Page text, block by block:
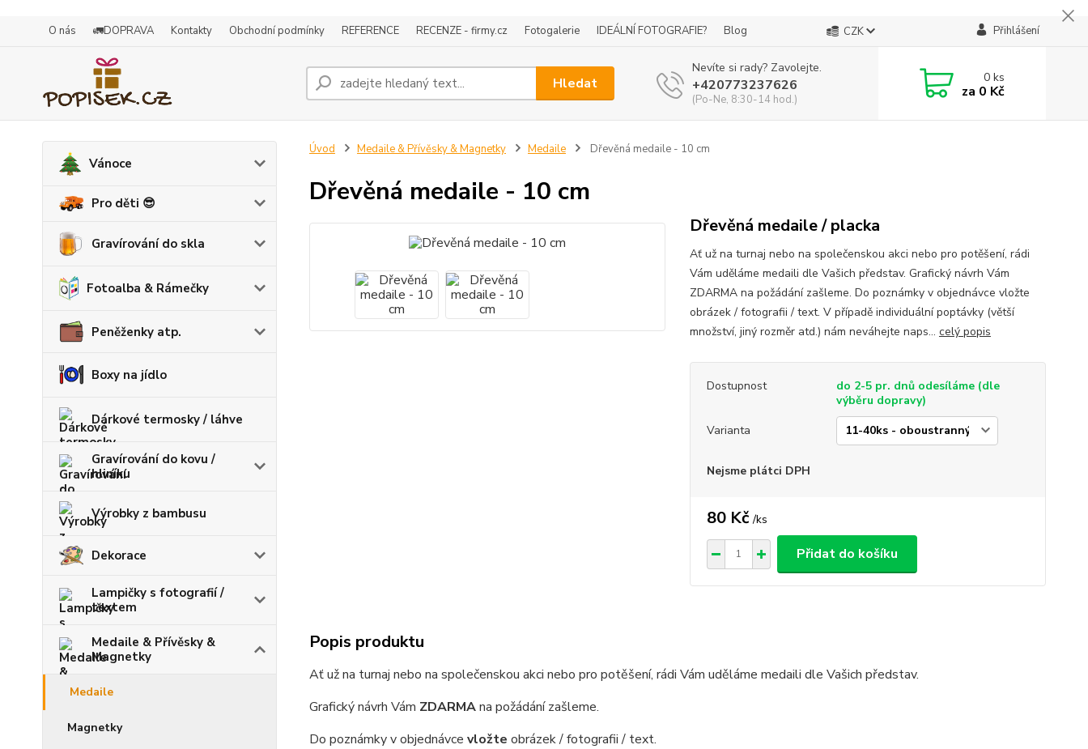
O nás 🚛DOPRAVA Kontakty Obchodní podmínky REFERENCE RECENZE - firmy.cz Fotogalerie IDEÁLNÍ FOTOGRAFIE? Blog CZK Přihlášení
Hledat
Nevíte si rady? Zavolejte.
+420773237626
(Po-Ne, 8:30-14 hod.)
0ks
za 0 Kč
Vánoce
Pro děti 😎
Gravírování do skla
Fotoalba & Rámečky
Peněženky atp.
Boxy na jídlo
Dárkové termosky / láhve
Gravírování do kovu /
hliníku
Výrobky z bambusu
Dekorace
Lampičky s fotografií /
textem
Medaile & Přívěsky &
Magnetky
Medaile
Magnetky
Úvod Medaile & Přívěsky & Magnetky Medaile Dřevěná medaile - 10 cm
Dřevěná medaile - 10 cm
Dřevěná medaile / placka
Ať už na turnaj nebo na společenskou akci nebo pro potěšení, rádi
Vám uděláme medaili dle Vašich představ. Grafický návrh Vám
ZDARMA na požádání zašleme. Do poznámky v objednávce vložte
obrázek / fotografii / text. V případě individuální poptávky (větší
množství, jiný rozměr atd.) nám neváhejte naps... celý popis
Dostupnost
do 2-5 pr. dnů odesíláme (dle
výběru dopravy)
Varianta
Nejsme plátci DPH
80 Kč /ks
Přidat do košíku
Popis produktu
Ať už na turnaj nebo na společenskou akci nebo pro potěšení, rádi Vám uděláme medaili dle Vašich představ.
Grafický návrh Vám ZDARMAna požádání zašleme.
Do poznámky v objednávce vložte obrázek / fotografii / text.